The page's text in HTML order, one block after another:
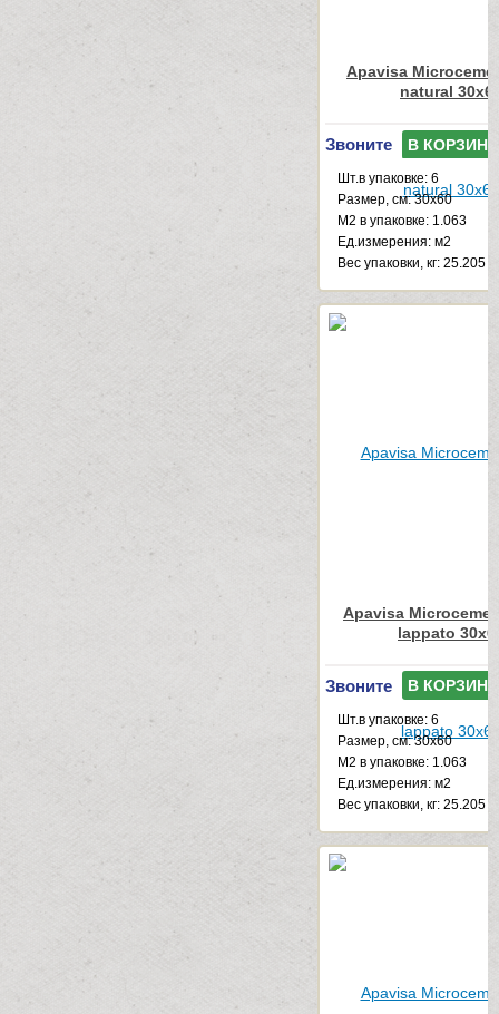
Apavisa
natural
Звоните В КОРЗИНУ
Шт.в упаковке: 6
Размер, см: 30x60
М2 в упаковке: 1.063
Ед.измерения: м2
Веc упаковки, кг: 25.205
Apavisa
lappato
Звоните В КОРЗИНУ
Шт.в упаковке: 6
Размер, см: 30x60
М2 в упаковке: 1.063
Ед.измерения: м2
Веc упаковки, кг: 25.205